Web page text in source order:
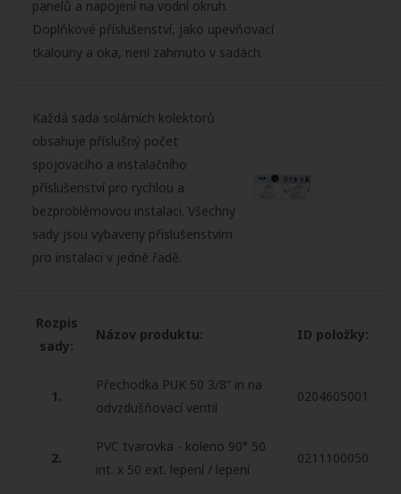
panelů a napojení na vodní okruh.
Doplňkové příslušenství, jako upevňovací
tkalouny a oka, není zahrnuto v sadách.
Každá sada solárních kolektorů
obsahuje příslušný počet
spojovacího a instalačního
příslušenství pro rychlou a
bezproblémovou instalaci. Všechny
sady jsou vybaveny příslušenstvím
pro instalaci v jedné řadě.
Rozpis
sady:
Názov produktu: ID položky:
1.
Přechodka PUK 50 3/8“ in na
odvzdušňovací ventil
0204605001
2.
PVC tvarovka - koleno 90° 50
int. x 50 ext. lepení / lepení
0211100050